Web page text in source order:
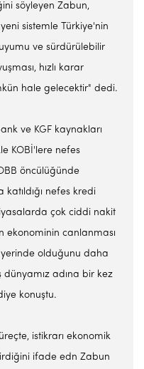
söyleyen Zabun,
sistemle Türkiye'nin
ve sürdürülebilir
hızlı karar
hale gelecektir" dedi.
ve KGF kaynakları
KOBİ'lere nefes
öncülüğünde
katıldığı nefes kredi
çok ciddi nakit
ekonominin canlanması
yerinde olduğunu daha
adına bir kez
konuştu.
istikrarı ekonomik
ifade edn Zabun